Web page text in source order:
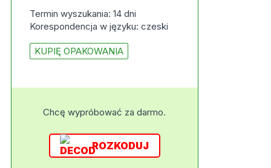
Termin wyszukania: 14 dni
Korespondencja w języku: czeski
KUPIĘ OPAKOWANIA
Chcę wypróbować za darmo.
ROZKODUJ